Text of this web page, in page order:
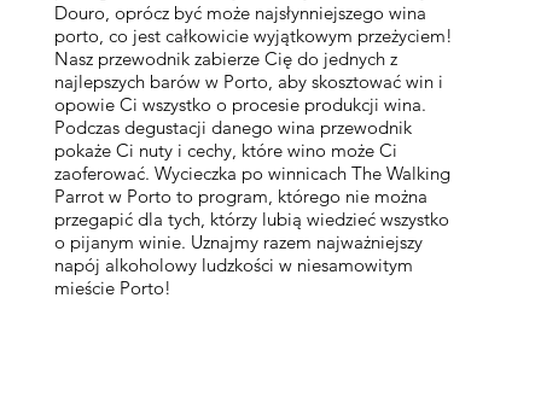
Douro, oprócz być może najsłynniejszego wina
porto, co jest całkowicie wyjątkowym przeżyciem!
Nasz przewodnik zabierze Cię do jednych z
najlepszych barów w Porto, aby skosztować win i
opowie Ci wszystko o procesie produkcji wina.
Podczas degustacji danego wina przewodnik
pokaże Ci nuty i cechy, które wino może Ci
zaoferować. Wycieczka po winnicach The Walking
Parrot w Porto to program, którego nie można
przegapić dla tych, którzy lubią wiedzieć wszystko
o pijanym winie. Uznajmy razem najważniejszy
napój alkoholowy ludzkości w niesamowitym
mieście Porto!